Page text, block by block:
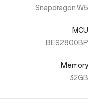
Snapdragon W5
MCU
BES2800BP
Memory
32GB